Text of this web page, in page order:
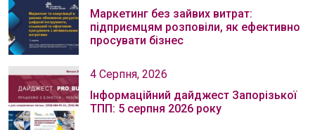
Маркетинг без зайвих витрат:
підприємцям розповіли, як ефективно
просувати бізнес
4 Серпня, 2026
Інформаційний дайджест Запорізької
ТПП: 5 серпня 2026 року